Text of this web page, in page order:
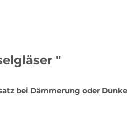
"
bei Dämmerung oder